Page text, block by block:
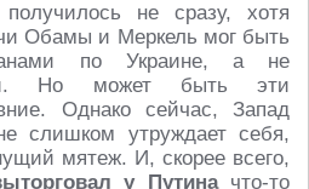
не сразу, хотя
Обамы и Меркель мог быть
по Украине, а не
Но может быть эти
Однако сейчас, Запад
слишком утруждает себя,
мятеж. И, скорее всего,
у Путиначто-то